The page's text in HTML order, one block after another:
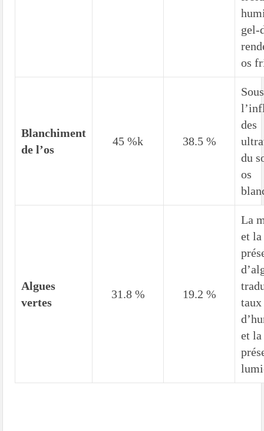
gel-
os
Blanchiment
de l’os
45 %k 38.5 %
Sous
des
du
os
Algues
vertes
31.8 % 19.2 %
La
et la
taux
et la